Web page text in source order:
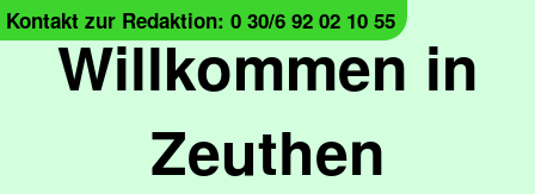
Willkommen in
Zeuthen
Kontakt zur Redaktion: 0 30/6 92 02 10 55